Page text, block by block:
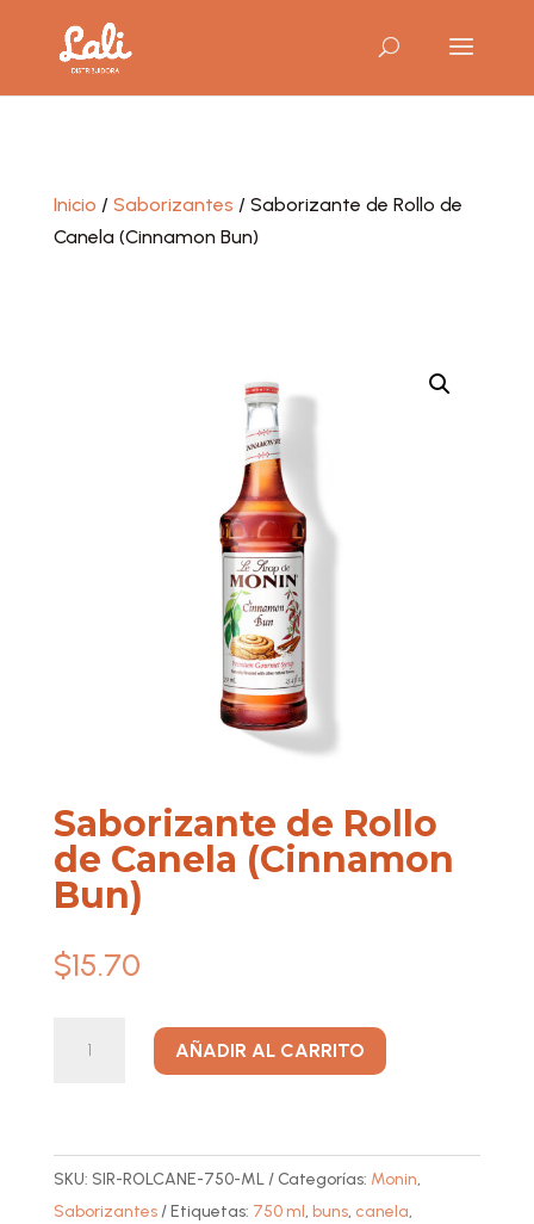
Inicio / Saborizantes / Saborizante de Rollo de
Canela (Cinnamon Bun)
Saborizante de Rollo
de Canela (Cinnamon
Bun)
$15.70
Saborizante
Canela
AÑADIR AL CARRITO
A
l
r
SKU: SIR-ROLCANE-750-ML Categorías: Monin,
Saborizantes
Etiquetas: 750 ml, buns, canela,